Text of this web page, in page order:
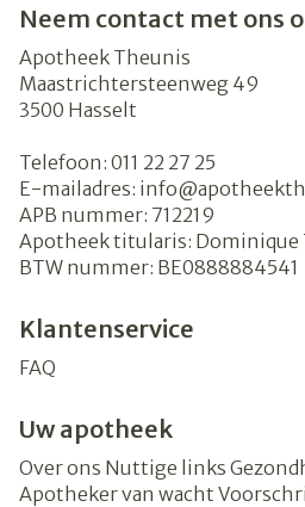
Neem contact met ons
Apotheek Theunis
Maastrichtersteenweg 49
3500 Hasselt
Telefoon: 011 22 27 25
E-mailadres: info@
APB nummer: 712219
Apotheek titularis: Dominique
BTW nummer: BE0888884541
Klantenservice
FAQ
Uw apotheek
Over ons Nuttige links
Apotheker van wacht